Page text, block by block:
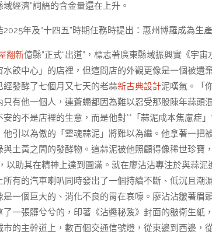
域經濟”詞語的含金量還在上升。
年及“十四五”時期任務時提出：惠州博羅成為生
翻新億縣”正式“出道”，標志著廣東縣域振興實《宇
餃中心」的店裡，但這間店的外觀更像是一個被遺
發酵了七個月又七天的老蒜新古典設計泥嘆氣。「
有他一個人，連蒼蠅都因為難以忍受那股陳年蒜頭
的不是店裡的生意，而是他對**「蒜泥成本焦慮症
引以為傲的「靈魂蒜泥」將難以為繼。他拿著一把
土黃之間的發酵物。這蒜泥被他照顧得像稀世珍寶
以助其在精神上達到圓滿。就在廖沾沾專注於與蒜
所有的汽車喇叭同時發出了一個持續不斷、低沉且
是一個巨大的、消化不良的胃在哀嚎。廖沾沾皺著眉
一張髒兮兮的，印著《沾醬秘笈》封面的皺衛生紙
市的主幹道上，數百個交通信號燈，從東邊到西邊，